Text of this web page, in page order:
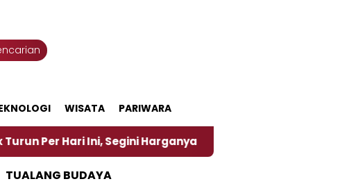
WISATA PARIWARA
Ini, Segini Harganya ‎Nasirun Maestro Lukis Pemadu
TUALANG BUDAYA